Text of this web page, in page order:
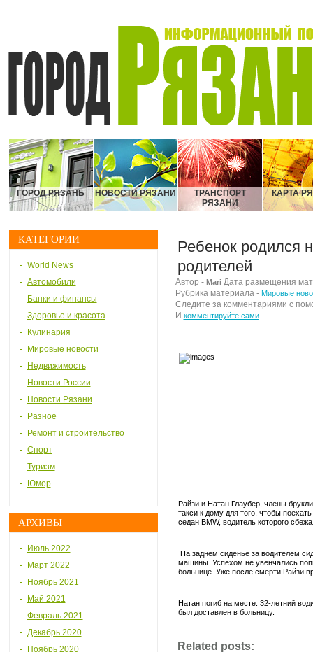
ГОРОД РЯЗАНЬ НОВОСТИ РЯЗАНИ
ТРАНСПОРТ
РЯЗАНИ
КАРТА
КАТЕГОРИИ
World News
Автомобили
Банки и финансы
Здоровье и красота
Кулинария
Мировые новости
Недвижимость
Новости России
Новости Рязани
Разное
Ремонт и строительство
Спорт
Туризм
Юмор
АРХИВЫ
Июль 2022
Март 2022
Ноябрь 2021
Май 2021
Февраль 2021
Декабрь 2020
Ноябрь 2020
Ребенок родился
родителей
Автор - MariДата размещения
Рубрика материала - Мировые
Следите за комментариями с
И комментируйте сами
Райзи и Натан Глаубер, члены
такси к дому для того, чтобы
седан BMW, водитель которого
На заднем сиденье за водителем
машины. Успехом не увенчались
больнице. Уже после смерти Райзи
Натан погиб на месте. 32-летний
был доставлен в больницу.
Related posts: